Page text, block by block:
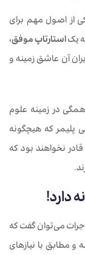
از اصول مهم برای
یکاستارتاپ موفق،
آن عاشق زمینه و
در زمینه علوم
پلیمر که هیچگونه
نخواهند بود که
دارد!
می‌توان گفت که
مطابق با نیازهای